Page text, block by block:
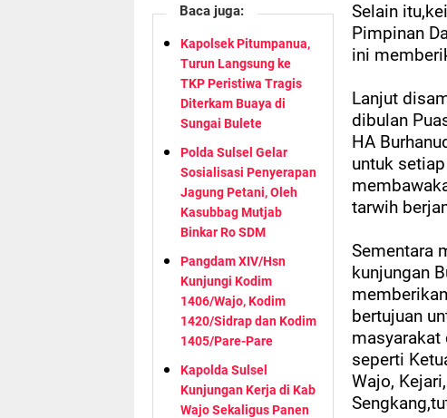
Baca juga:
Kapolsek Pitumpanua,
Turun Langsung ke
TKP Peristiwa Tragis
Diterkam Buaya di
Sungai Bulete
Polda Sulsel Gelar
Sosialisasi Penyerapan
Jagung Petani, Oleh
Kasubbag Mutjab
Binkar Ro SDM
Pangdam XIV/Hsn
Kunjungi Kodim
1406/Wajo, Kodim
1420/Sidrap dan Kodim
1405/Pare-Pare
Kapolda Sulsel
Kunjungan Kerja di Kab
Wajo Sekaligus Panen
Selain
Pimpinan
ini
Lanjut
dibulan
HA
untuk
tarwih
Sementara
kunjungan
bertujuan
masyarakat
seperti
Wajo,